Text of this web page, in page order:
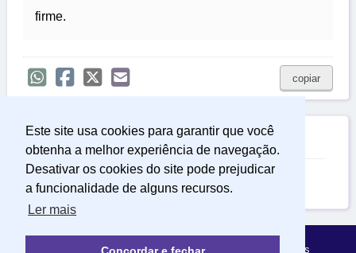
Este site usa cookies para garantir que você
obtenha a melhor experiência de navegação.
Desativar os cookies do site pode prejudicar
a funcionalidade de alguns recursos.
Ler mais
firme.
copiar
Relacionadas
Frases para Irmão
Política de Privacidade Sobre Mensagens Mágicas